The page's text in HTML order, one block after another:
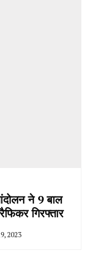
ने 9 बाल
गिरफ्तार
2023